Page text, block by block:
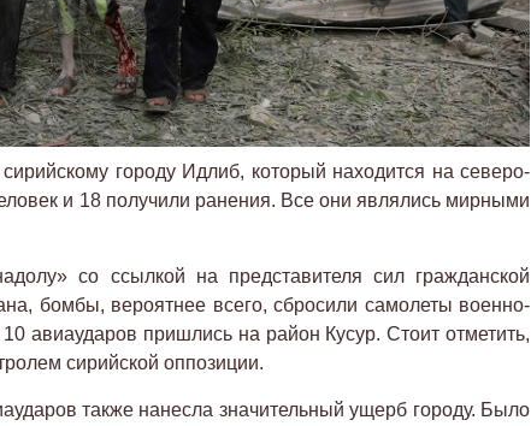
городу Идлиб, который находится на северо-
и 18 получили ранения. Все они являлись мирными
со ссылкой на представителя сил гражданской
бомбы, вероятнее всего, сбросили самолеты военно-
авиаударов пришлись на район Кусур. Стоит отметить,
сирийской оппозиции.
также нанесла значительный ущерб городу. Было